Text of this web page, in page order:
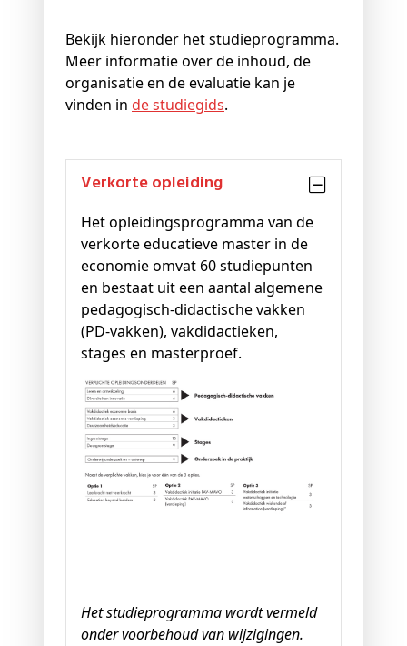
Bekijk hieronder het studieprogramma.
Meer informatie over de inhoud, de
organisatie en de evaluatie kan je
vinden in de studiegids.
Verkorte opleiding
Het opleidingsprogramma van de
verkorte educatieve master in de
economie omvat 60 studiepunten
en bestaat uit een aantal algemene
pedagogisch-didactische vakken
(PD-vakken), vakdidactieken,
stages en masterproef.
Het studieprogramma wordt vermeld
onder voorbehoud van wijzigingen.